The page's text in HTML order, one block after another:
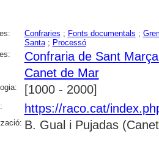
Confraries ; Fonts documentals ;
Santa; Processó
Confraria de Sant
Canet de Mar
[1000 - 2000]
https://raco.cat/
B. Gual i Pujadas